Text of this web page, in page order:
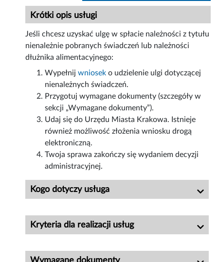
Krótki opis usługi
Jeśli chcesz uzyskać ulgę w spłacie należności z tytułu
nienależnie pobranych świadczeń lub należności
dłużnika alimentacyjnego:
Wypełnijwniosek o udzielenie ulgi dotyczącej
nienależnych świadczeń.
Przygotuj wymagane dokumenty (szczegóły w
sekcji „Wymagane dokumenty”).
Udaj się do Urzędu Miasta Krakowa. Istnieje
również możliwość złożenia wniosku drogą
elektroniczną.
Twoja sprawa zakończy się wydaniem decyzji
administracyjnej.
Kogo dotyczy usługa
Kryteria dla realizacji usług